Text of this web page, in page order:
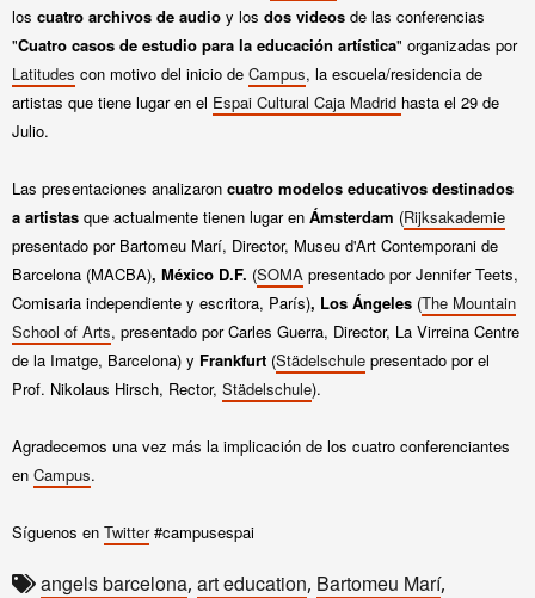
los cuatro archivos de audio y los dos videos de las conferencias
"Cuatro casos de estudio para la educación artística" organizadas por
Latitudes con motivo del inicio de Campus, la escuela/residencia de
artistas que tiene lugar en el Espai Cultural Caja Madrid hasta el 29 de
Julio.
Las presentaciones analizaron cuatro modelos educativos destinados
a artistas que actualmente tienen lugar en Ámsterdam (Rijksakademie
presentado por Bartomeu Marí, Director, Museu d'Art Contemporani de
Barcelona (MACBA), México D.F. (SOMA presentado porJennifer Teets,
Comisaria independiente y escritora, París), Los Ángeles (The Mountain
School of Arts, presentado por Carles Guerra, Director, La Virreina Centre
de la Imatge, Barcelona) y Frankfurt (Städelschule presentado por el
Prof. Nikolaus Hirsch, Rector, Städelschule).
Agradecemos una vez más la implicación de los cuatro conferenciantes
en Campus.
Síguenos en Twitter#campusespai
angels barcelona, art education, Bartomeu Marí,